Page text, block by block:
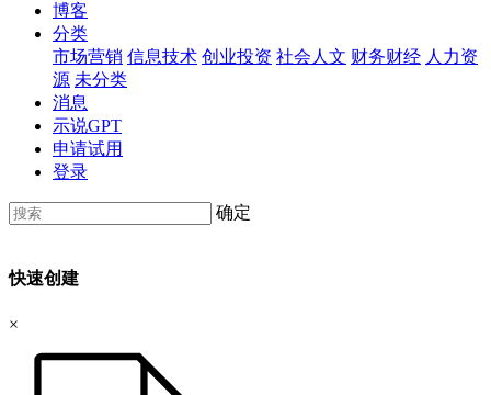
博客
分类
市场营销 信息技术 创业投资 社会人文 财务财经 人力资
源 未分类
消息
示说GPT
申请试用
登录
确定
快速创建
×